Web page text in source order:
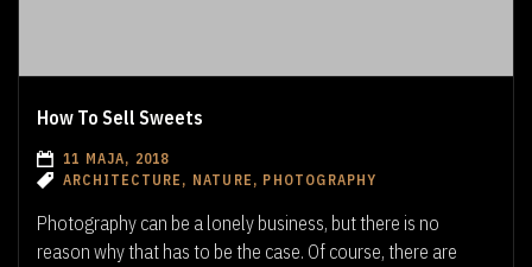
How To Sell Sweets
11 MAJA, 2018
ARCHITECTURE, NATURE, PHOTOGRAPHY
Photography can be a lonely business, but there is no
reason why that has to be the case. Of course, there are